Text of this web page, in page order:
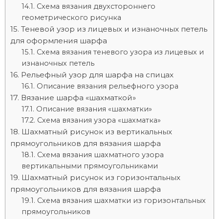
Схема вязания двухстороннего
геометрического рисунка
Теневой узор из лицевых и изнаночных петель
для оформления шарфа
Схема вязания теневого узора из лицевых и
изнаночных петель
Рельефный узор для шарфа на спицах
Описание вязания рельефного узора
Вязание шарфа «шахматкой»
Описание вязания «шахматки»
Схема вязания узора «шахматка»
Шахматный рисунок из вертикальных
прямоугольников для вязания шарфа
Схема вязания шахматного узора
вертикальными прямоугольниками
Шахматный рисунок из горизонтальных
прямоугольников для вязания шарфа
Схема вязания шахматки из горизонтальных
прямоугольников